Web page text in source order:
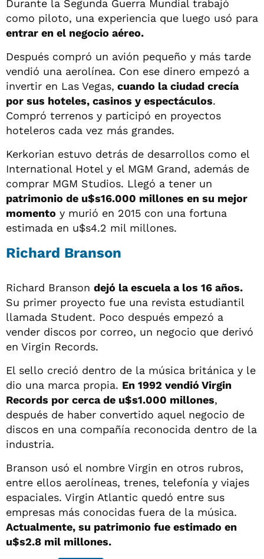
Durante la Segunda Guerra Mundial trabajó
como piloto, una experiencia que luego usó para
entrar en el negocio aéreo.
Después compró un avión pequeño y más tarde
vendió una aerolínea. Con ese dinero empezó a
invertir en Las Vegas, cuando la ciudad crecía
por sus hoteles, casinos y espectáculos.
Compró terrenos y participó en proyectos
hoteleros cada vez más grandes.
Kerkorian estuvo detrás de desarrollos como el
International Hotel y el MGM Grand, además de
comprar MGM Studios. Llegó a tener un
patrimonio de u$s16.000 millones en su mejor
momento y murió en 2015 con una fortuna
estimada en u$s4.2 mil millones.
Richard Branson
Richard Branson dejó la escuela a los 16 años.
Su primer proyecto fue una revista estudiantil
llamada Student. Poco después empezó a
vender discos por correo, un negocio que derivó
en Virgin Records.
El sello creció dentro de la música británica y le
dio una marca propia. En 1992 vendió Virgin
Records por cerca de u$s1.000 millones,
después de haber convertido aquel negocio de
discos en una compañía reconocida dentro de la
industria.
Branson usó el nombre Virgin en otros rubros,
entre ellos aerolíneas, trenes, telefonía y viajes
espaciales. Virgin Atlantic quedó entre sus
empresas más conocidas fuera de la música.
Actualmente, su patrimonio fue estimado en
u$s2.8 mil millones.